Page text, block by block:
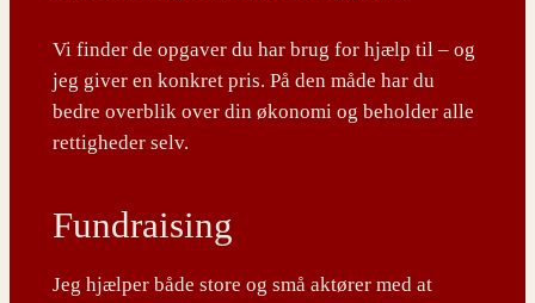
Vi finder de opgaver du har brug for hjælp til – og
jeg giver en konkret pris. På den måde har du
bedre overblik over din økonomi og beholder alle
rettigheder selv.
Fundraising
Jeg hjælper både store og små aktører med at